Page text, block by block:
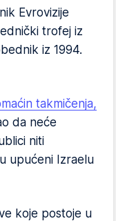
Evrovizije
trofej iz
iz 1994.
takmičenja,
da neće
niti
upućeni Izraelu
koje postoje u